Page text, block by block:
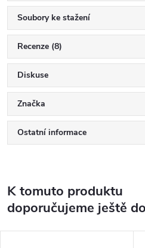
Soubory ke stažení
Recenze (8)
Diskuse
Značka
Ostatní informace
K tomuto produktu
doporučujeme ještě